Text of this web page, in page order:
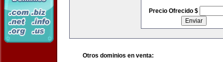
Precio Ofrecido $
Otros dominios en venta: